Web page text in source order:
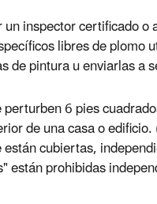
inspector certificado
libres de plomo
pintura u enviarlas a
6 pies
de una casa o
cubiertas,
prohibidas